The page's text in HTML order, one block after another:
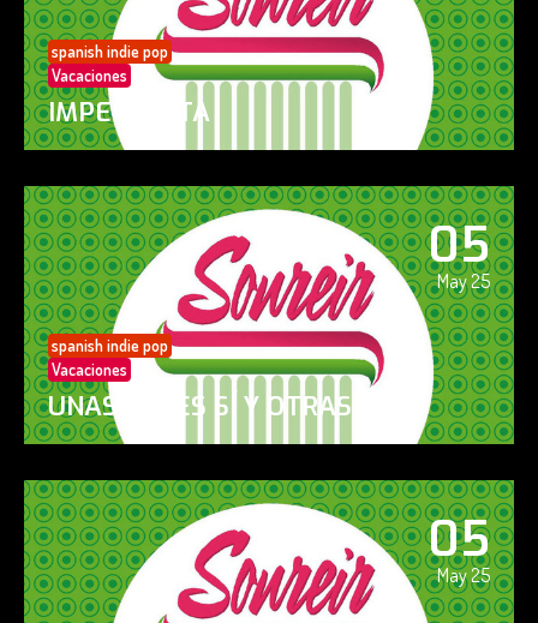
spanish indie pop
Vacaciones
IMPERFECTA
05
May 25
spanish indie pop
Vacaciones
UNAS VECES SÍ Y OTRAS NO
05
May 25